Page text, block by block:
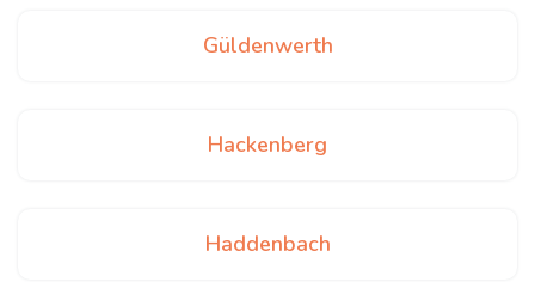
Güldenwerth
Hackenberg
Haddenbach